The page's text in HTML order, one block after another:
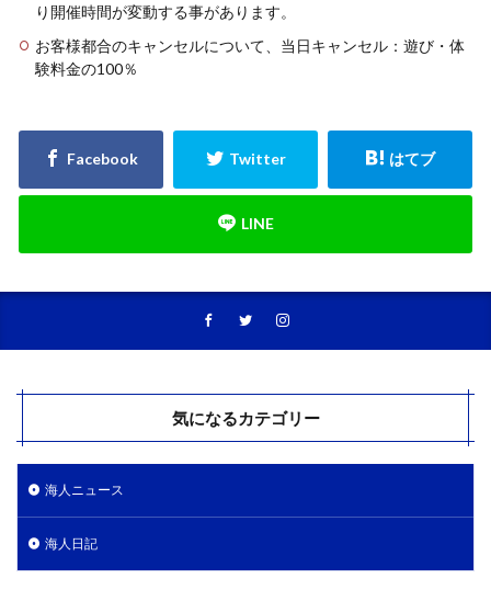
り開催時間が変動する事があります。
お客様都合のキャンセルについて、当日キャンセル：遊び・体
験料金の100％
気になるカテゴリー
海人ニュース
海人日記